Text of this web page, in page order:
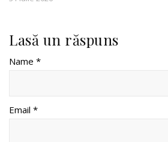
Lasă un răspuns
Name *
Email *